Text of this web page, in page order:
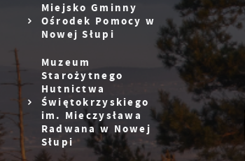
Miejsko Gminny
Ośrodek Pomocy w
Nowej Słupi
Muzeum
Starożytnego
Hutnictwa
Świętokrzyskiego
im. Mieczysława
Radwana w Nowej
Słupi